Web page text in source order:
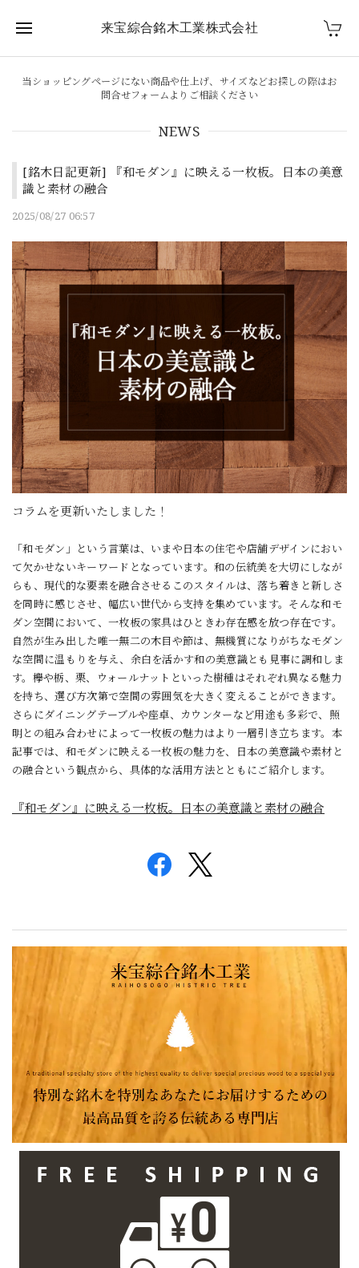
来宝綜合銘木工業株式会社
当ショッピングページにない商品や仕上げ、サイズなどお探しの際はお
問合せフォームよりご相談ください
NEWS
[銘木日記更新] 『和モダン』に映える一枚板。日本の美意
識と素材の融合
2025/08/27 06:57
コラムを更新いたしました！
「和モダン」という言葉は、いまや日本の住宅や店舗デザインにおい
て欠かせないキーワードとなっています。和の伝統美を大切にしなが
らも、現代的な要素を融合させるこのスタイルは、落ち着きと新しさ
を同時に感じさせ、幅広い世代から支持を集めています。そんな和モ
ダン空間において、一枚板の家具はひときわ存在感を放つ存在です。
自然が生み出した唯一無二の木目や節は、無機質になりがちなモダン
な空間に温もりを与え、余白を活かす和の美意識とも見事に調和しま
す。欅や栃、栗、ウォールナットといった樹種はそれぞれ異なる魅力
を持ち、選び方次第で空間の雰囲気を大きく変えることができます。
さらにダイニングテーブルや座卓、カウンターなど用途も多彩で、照
明との組み合わせによって一枚板の魅力はより一層引き立ちます。本
記事では、和モダンに映える一枚板の魅力を、日本の美意識や素材と
の融合という観点から、具体的な活用方法とともにご紹介します。
『和モダン』に映える一枚板。日本の美意識と素材の融合